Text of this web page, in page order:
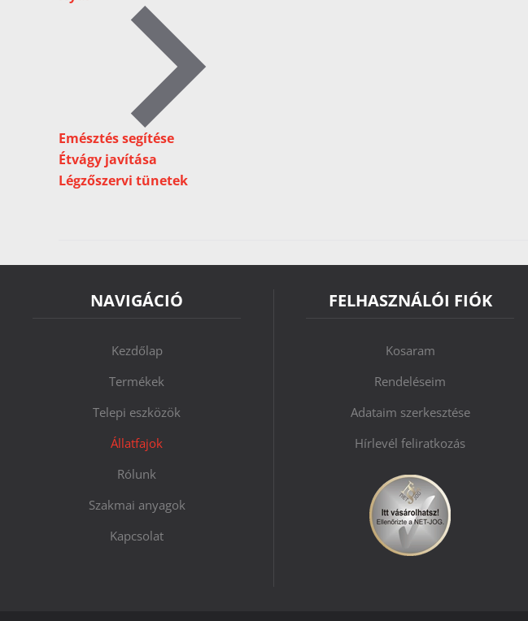
Emésztés segítése
Étvágy javítása
Légzőszervi tünetek
NAVIGÁCIÓ
Kezdőlap
Termékek
Telepi eszközök
Állatfajok
Rólunk
Szakmai anyagok
Kapcsolat
FELHASZNÁLÓI FIÓK
Kosaram
Rendeléseim
Adataim szerkesztése
Hírlevél feliratkozás